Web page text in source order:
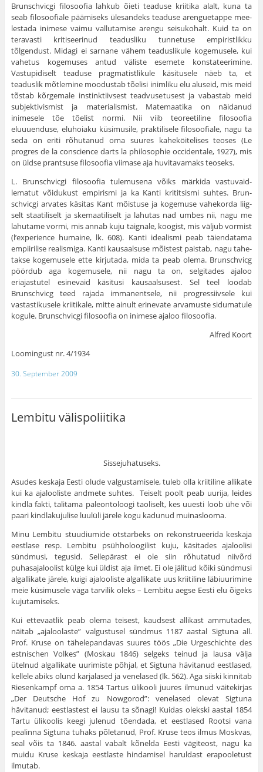
Brunschvicgi filosoofia lahkub õieti teaduse kriitika alalt, kuna ta
seab filosoofiale päämiseks ülesandeks teaduse arenguetappe mee­
lestada inimese vaimu vallutamise arengu seisukohalt. Kuid ta on
teravasti kritiseerinud teadusliku tunnetuse empiristlikku
tõlgendust. Midagi ei sarnane vähem teaduslikule kogemusele, kui
vahetus koge­muses antud väliste esemete konstateerimine.
Vastupidiselt teaduse pragmatistlikule käsitusele näeb ta, et
teaduslik mõtlemine moodustab tõelisi inimliku elu aluseid, mis meid
tõstab kõrgemale instinktiivsest teadvusetusest ja vabastab meid
subjektivismist ja materialismist. Matemaatika on näidanud
inimesele tõe tõelist normi. Nii viib teo­reetiline filosoofia
eluuuenduse, eluhoiaku küsimusile, praktilisele filosoofiale, nagu ta
seda on eriti rõhutanud oma suures kaheköi­telises teoses (Le
progres de la conscience darts la philosophie occidentale, 1927), mis
on üldse prantsuse filosoofia viimase aja huvita­vamaks teoseks.
L. Brunschvicgi filosoofia tulemusena võiks märkida vastuvaid­
lematut võidukust empirismi ja ka Kanti krititsismi suhtes. Brun­
schvicgi arvates käsitas Kant mõistuse ja kogemuse vahekorda liig­
selt staatiliselt ja skemaatiliselt ja lahutas nad umbes nii, nagu me
lahutame vormi, mis annab kuju taignale, koogist, mis väljub vormist
(l’experience humaine, lk. 608). Kanti idealismi peab täiendatama
empiirilise realismiga. Kanti kausaalsuse mõistest paistab, nagu tahe­
takse kogemusele ette kirjutada, mida ta peab olema. Brunschvicg
pöördub aga kogemusele, nii nagu ta on, selgitades ajaloo
eriajastutel esinevaid käsitusi kausaalsusest. Sel teel loodab
Brunschvicg teed rajada immanentsele, nii progressiivsele kui
vastastikusele kriiti­kale, mitte ainult erinevate arvamuste sidumatule
kogule. Brun­schvicgi filosoofia on inimese ajaloo filosoofia.
Alfred Koort
Loomingust nr. 4/1934
30. September 2009
Lembitu välispoliitika
Sissejuhatuseks.
Asudes keskaja Eesti olude valgustamisele, tuleb olla kriitiline allikate
kui ka ajalooliste andmete suhtes. Teiselt poolt peab uurija, leides
kindla fakti, talitama paleonto­loogi taoliselt, kes uuesti loob ühe või
paari kindlakujulise luulüli järele kogu kadunud muinaslooma.
Minu Lembitu stuudiumide otstarbeks on rekonstru­eerida keskaja
eestlase resp. Lembitu psühholoogilist kuju, käsitades ajaloolisi
sündmusi, tegusid. Sellepärast ei ole siin rõhutatud niivõrd
puhasajaloolist külge kui üldist aja ilmet. Ei ole jälitud kõiki sündmusi
algallikate järele, kuigi ajalooliste algallikate uus kriitiline läbiuurimine
meie küsimusele väga tarvilik oleks – Lembitu aegse Eesti elu õigeks
kujutamiseks.
Kui ettevaatlik peab olema teisest, kaudsest allikast ammutades,
näitab „ajaloolaste” valgustusel sündmus 1187 aastal Sigtuna all.
Prof. Kruse on tähelepandavas suures töös „Die Urgeschichte des
estnischen Volkes” (Moskau 1846) selgeks teinud ja lausa välja
ütelnud algallikate uurimiste põhjal, et Sigtuna hävitanud eestlased,
kellele abiks olund karjalased ja venelased (lk. 562). Aga siiski kinnitab
Riesenkampf oma a. 1854 Tartus ülikooli juures ilmunud väitekirjas
„Der Deutsche Hof zu Nowgorod”: venelased olevat Sigtuna
hävitanud; eestlastest ei lausu ta sõnagi! Kuidas olekski aastal 1854
Tartu ülikoolis keegi julenud tõendada, et eestlased Rootsi vana
pealinna Sigtuna tuhaks põletanud, Prof. Kruse teos ilmus Moskvas,
seal võis ta 1846. aastal vabalt kõnelda Eesti vägiteost, nagu ka
muidu Kruse keskaja eestlaste hindamisel haruldast erapooletust
ilmutab.